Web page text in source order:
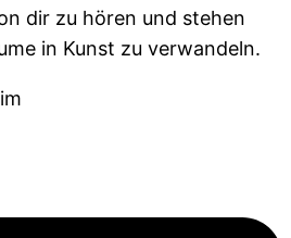
dir zu hören und stehen
in Kunst zu verwandeln.